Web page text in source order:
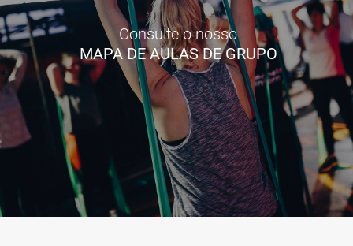
Consulte o nosso
MAPA DE AULAS DE GRUPO